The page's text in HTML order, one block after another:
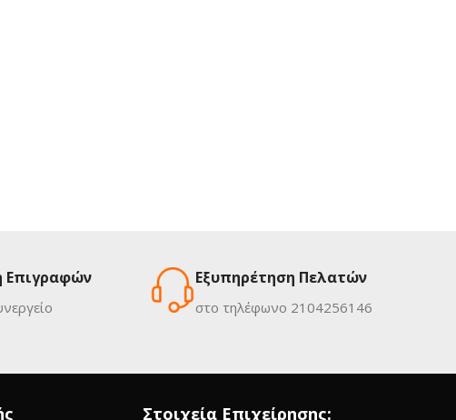
Επιγραφών Εξυπηρέτηση Πελατών
στο τηλέφωνο 2104256146
Στοιχεία Επιχείρησης: